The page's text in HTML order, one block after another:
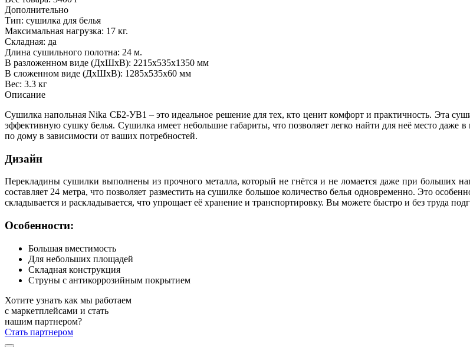
Дополнительно
Тип: сушилка для белья
Максимальная нагрузка: 17 кг.
Складная: да
Длина сушильного полотна: 24 м.
В разложенном виде (ДхШхВ): 2215х535х1350 мм
В сложенном виде (ДхШхВ): 1285х535х60 мм
Вес: 3.3 кг
Описание
Сушилка напольная Nika СБ2-УВ1 – это идеальное решение для тех, кто ценит комфорт и практичность. Эта
эффективную сушку белья. Сушилка имеет небольшие габариты, что позволяет легко найти для неё место даже
по дому в зависимости от ваших потребностей.
Дизайн
Перекладины сушилки выполнены из прочного металла, который не гнётся и не ломается даже при больших
составляет 24 метра, что позволяет разместить на сушилке большое количество белья одновременно. Это
складывается и раскладывается, что упрощает её хранение и транспортировку. Вы можете быстро и без труда
Особенности:
Большая вместимость
Для небольших площадей
Складная конструкция
Струны с антикоррозийным покрытием
Хотите узнать как мы работаем
с маркетплейсами и стать
нашим партнером?
Стать партнером